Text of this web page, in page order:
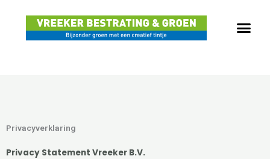
Privacyverklaring
Privacy Statement Vreeker B.V.